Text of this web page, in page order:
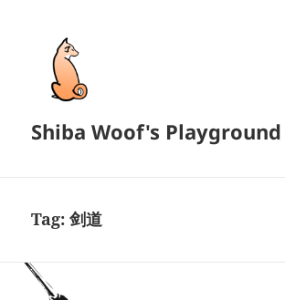
Shiba Woof's Playground
Tag:剑道